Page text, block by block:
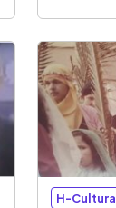
H-Cultura